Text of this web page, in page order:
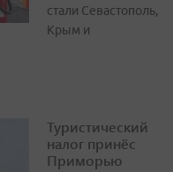
стали Севастополь,
Крым и
Туристический
налог принёс
Приморью